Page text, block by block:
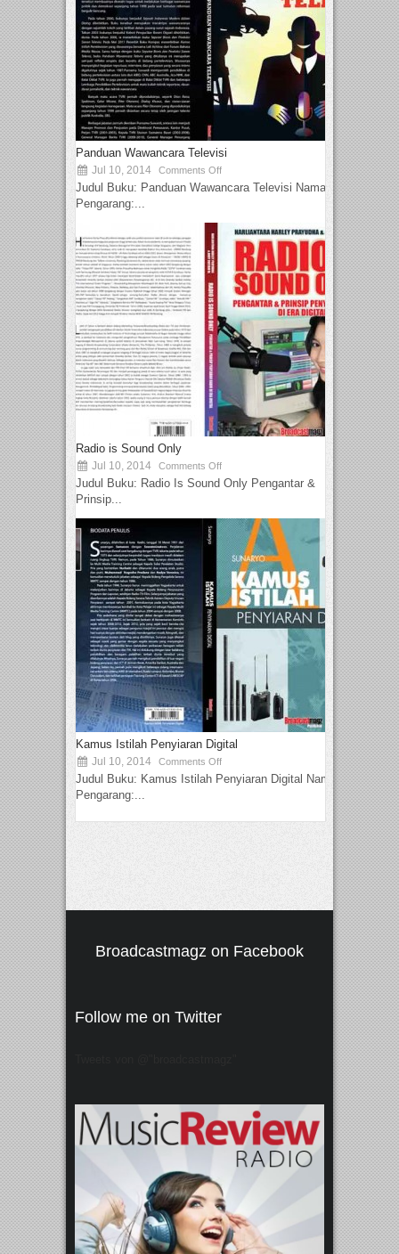
Panduan Wawancara Televisi
Jul 10, 2014 Comments Off
Judul Buku: Panduan Wawancara Televisi Nama
Pengarang:...
Radio is Sound Only
Jul 10, 2014 Comments Off
Judul Buku: Radio Is Sound Only Pengantar &
Prinsip...
Kamus Istilah Penyiaran Digital
Jul 10, 2014 Comments Off
Judul Buku: Kamus Istilah Penyiaran Digital Nama
Pengarang:...
Broadcastmagz on Facebook
Follow me on Twitter